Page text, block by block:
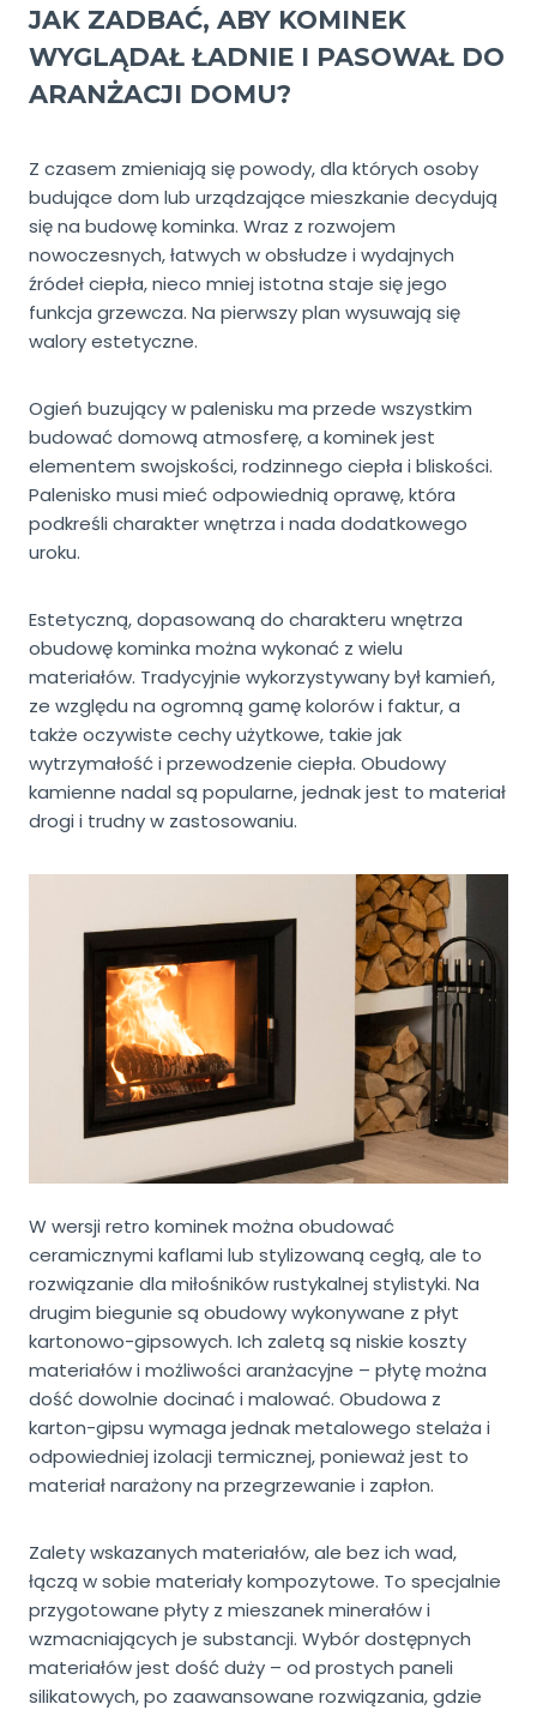
JAK ZADBAĆ, ABY KOMINEK
WYGLĄDAŁ ŁADNIE I PASOWAŁ DO
ARANŻACJI DOMU?
Z czasem zmieniają się powody, dla których osoby
budujące dom lub urządzające mieszkanie decydują
się na budowę kominka. Wraz z rozwojem
nowoczesnych, łatwych w obsłudze i wydajnych
źródeł ciepła, nieco mniej istotna staje się jego
funkcja grzewcza. Na pierwszy plan wysuwają się
walory estetyczne.
Ogień buzujący w palenisku ma przede wszystkim
budować domową atmosferę, a kominek jest
elementem swojskości, rodzinnego ciepła i bliskości.
Palenisko musi mieć odpowiednią oprawę, która
podkreśli charakter wnętrza i nada dodatkowego
uroku.
Estetyczną, dopasowaną do charakteru wnętrza
obudowę kominka można wykonać z wielu
materiałów. Tradycyjnie wykorzystywany był kamień,
ze względu na ogromną gamę kolorów i faktur, a
także oczywiste cechy użytkowe, takie jak
wytrzymałość i przewodzenie ciepła. Obudowy
kamienne nadal są popularne, jednak jest to materiał
drogi i trudny w zastosowaniu.
W wersji retro kominek można obudować
ceramicznymi kaflami lub stylizowaną cegłą, ale to
rozwiązanie dla miłośników rustykalnej stylistyki. Na
drugim biegunie są obudowy wykonywane z płyt
kartonowo-gipsowych. Ich zaletą są niskie koszty
materiałów i możliwości aranżacyjne – płytę można
dość dowolnie docinać i malować. Obudowa z
karton-gipsu wymaga jednak metalowego stelaża i
odpowiedniej izolacji termicznej, ponieważ jest to
materiał narażony na przegrzewanie i zapłon.
Zalety wskazanych materiałów, ale bez ich wad,
łączą w sobie materiały kompozytowe. To specjalnie
przygotowane płyty z mieszanek minerałów i
wzmacniających je substancji. Wybór dostępnych
materiałów jest dość duży – od prostych paneli
silikatowych, po zaawansowane rozwiązania, gdzie